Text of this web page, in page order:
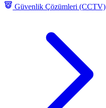
Güvenlik Çözümleri (CCTV)